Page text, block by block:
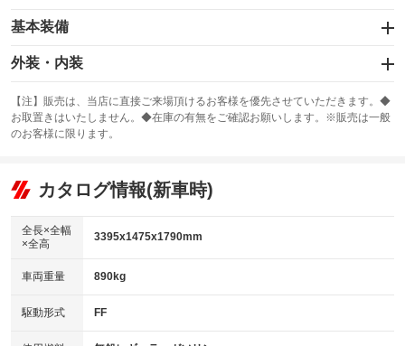
基本装備
エアバッグ：運転席/助手席
：装備あり
：装備なし
サンルーフ
：装備なし ABS
リフトアップ
：装備なし
：装備なし
パワーウィンドウ
アイドリングストップ
：装備あり
USB入力端子
：装備なし
外装・内装
カーナビ
：装備なし
TV
：装備なし
ビジュアル
：装備なし
：装備なし
革シート
キーレス
HID(キセノンライト)
：装備なし
【注】販売は、当店に直接ご来場頂けるお客様を優先させていただきます。◆
お取置きはいたしません。◆在庫の有無をご確認お願いします。※販売は一般
のお客様に限ります。
カタログ情報(新車時)
全長×全幅
×全高
3395x1475x1790mm
車両重量 890kg
駆動形式 FF